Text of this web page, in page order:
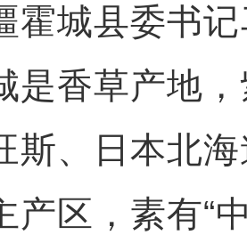
城县委书记
是香草产地
斯、日本北
产区，素有“